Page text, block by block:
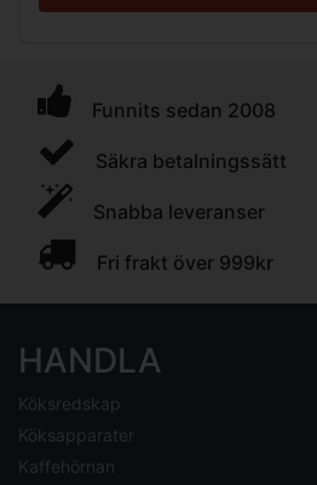
Funnits sedan 2008
Säkra betalningssätt
Snabba leveranser
Fri frakt över 999kr
HANDLA
Köksredskap
Köksapparater
Kaffehörnan